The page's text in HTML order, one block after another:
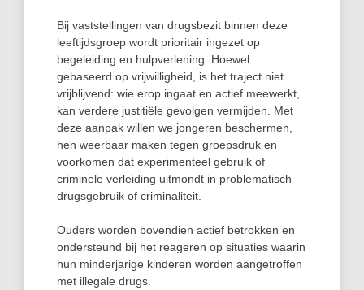
Bij vaststellingen van drugsbezit binnen deze
leeftijdsgroep wordt prioritair ingezet op
begeleiding en hulpverlening. Hoewel
gebaseerd op vrijwilligheid, is het traject niet
vrijblijvend: wie erop ingaat en actief meewerkt,
kan verdere justitiële gevolgen vermijden. Met
deze aanpak willen we jongeren beschermen,
hen weerbaar maken tegen groepsdruk en
voorkomen dat experimenteel gebruik of
criminele verleiding uitmondt in problematisch
drugsgebruik of criminaliteit.
Ouders worden bovendien actief betrokken en
ondersteund bij het reageren op situaties waarin
hun minderjarige kinderen worden aangetroffen
met illegale drugs.